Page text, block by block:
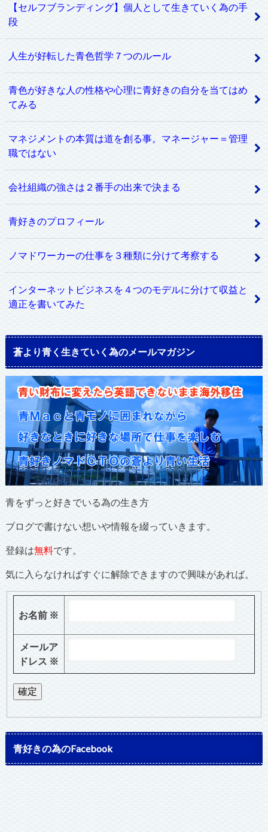
【セルフブランディング】個人として生きていく為の手
段
人生が好転した青色哲学７つのルール
青色が好きな人の性格や心理に青好きの自分を当てはめ
てみる
マネジメントの本質は道を創る事。マネージャー＝管理
職ではない
会社組織の強さは２番手の出来で決まる
青好きのプロフィール
ノマドワーカーの仕事を３種類に分けて考察する
インターネットビジネスを４つのモデルに分けて収益と
適正を書いてみた
蒼より青く生きていく為のメールマガジン
青をずっと好きでいる為の生き方
ブログで書けない想いや情報を綴っていきます。
登録は無料です。
気に入らなければすぐに解除できますので興味があれば。
お名前 ※
メールア
ドレス ※
青好きの為のFacebook